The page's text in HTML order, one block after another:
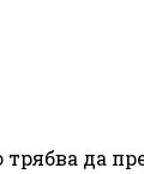
да